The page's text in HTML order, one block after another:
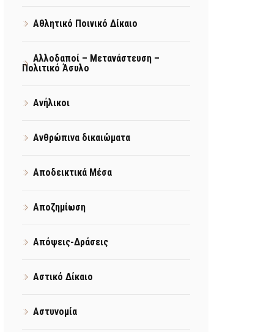
Αθλητικό Ποινικό Δίκαιο
Αλλοδαποί – Μετανάστευση –
Πολιτικό Άσυλο
Ανήλικοι
Ανθρώπινα δικαιώματα
Αποδεικτικά Μέσα
Αποζημίωση
Απόψεις-Δράσεις
Αστικό Δίκαιο
Αστυνομία